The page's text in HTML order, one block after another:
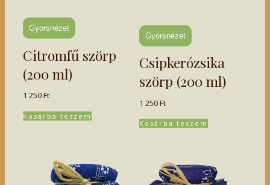
Gyorsnézet
Citromfű szörp
(200 ml)
1 250Ft
Kosárba teszem
Gyorsnézet
Csipkerózsika
szörp (200 ml)
1 250Ft
Kosárba teszem